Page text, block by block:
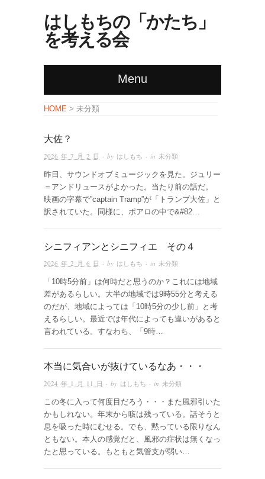
はしもちの「かたち」
を考える会
Menu
HOME > 未分類
大佐？
2026 年 7 月 2 日 · by はしもち · in 未分類
昨日、サウンドオブミュージックを見た。ジュリー
＝アンドリュースがよかった。当たり前の話だ。
映画の字幕で”captain Tramp”が「トランプ大佐」と
訳されていた。同様に、ポアロの中で&#82…
シニフィアンとシニフィエ その４
2026 年 2 月 6 日 · by はしもち · in 未分類
「10時5分前」は何時だと思うのか？これには地域
差があるらしい。大半の地域では9時55分と考える
のだが、地域によっては「10時5分の少し前」と考
えるらしい。最近では年代によっても違いがあると
言われている。すなわち、「9時…
本当に気合いが抜けているなあ・・・
2024 年 1 月 11 日 · by はしもち · in 未分類
この冬に入って何度目だろう・・・また風邪引いた
かもしれない。年末から咳は残っている。話そうと
息を吸った時にむせる。でも、黙っている限りなん
ともない。本人の感覚だと、風邪の症状は無くなっ
たと思っている。もともと気管支が弱い…